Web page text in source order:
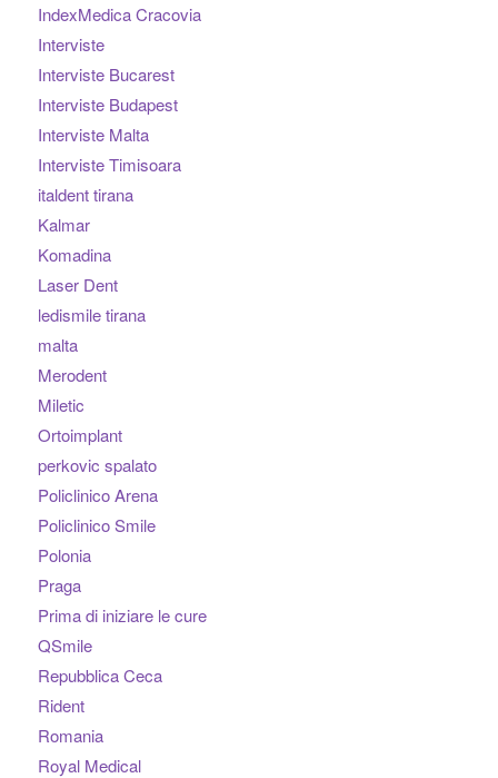
IndexMedica Cracovia
Interviste
Interviste Bucarest
Interviste Budapest
Interviste Malta
Interviste Timisoara
italdent tirana
Kalmar
Komadina
Laser Dent
ledismile tirana
malta
Merodent
Miletic
Ortoimplant
perkovic spalato
Policlinico Arena
Policlinico Smile
Polonia
Praga
Prima di iniziare le cure
QSmile
Repubblica Ceca
Rident
Romania
Royal Medical